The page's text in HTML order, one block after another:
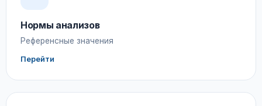
Нормы анализов
Референсные значения
Перейти